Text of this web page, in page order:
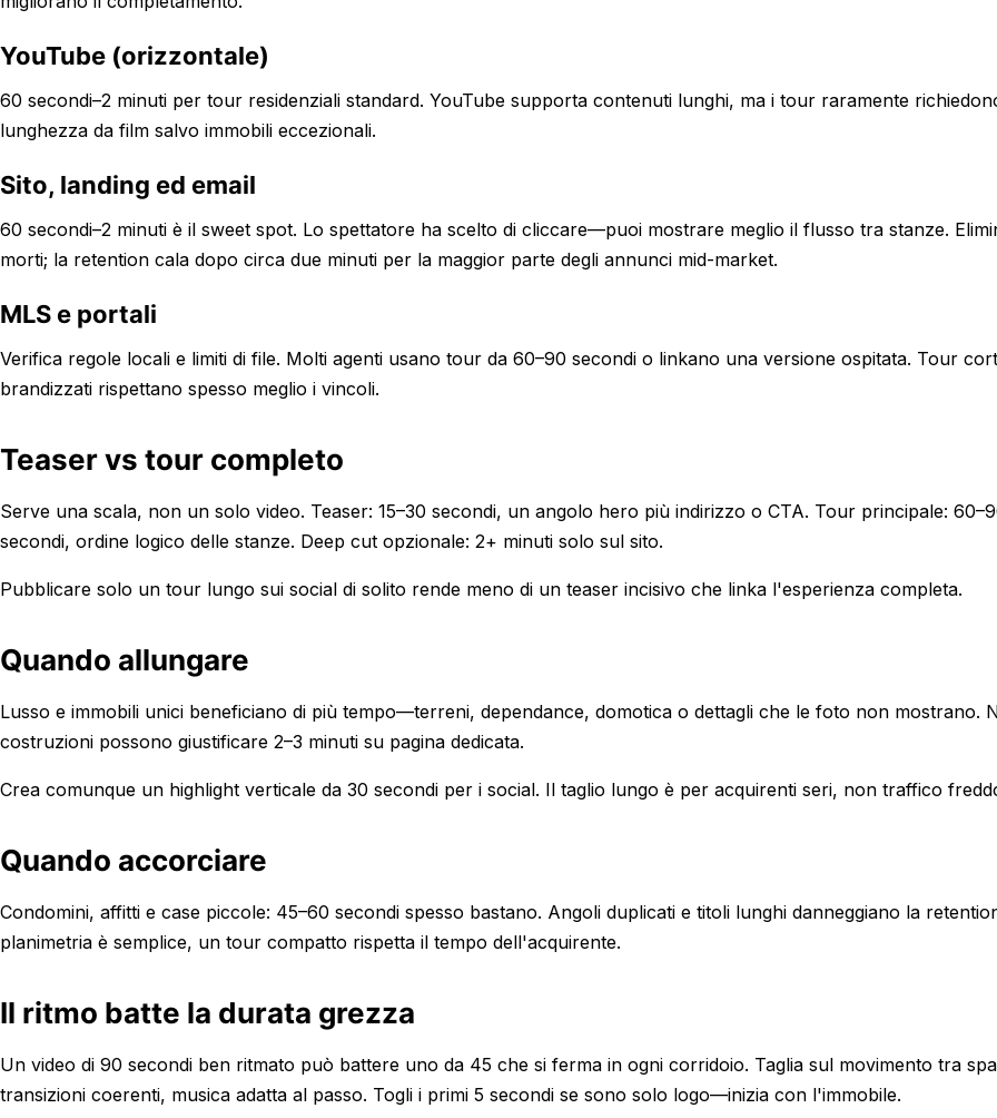
YouTube (orizzontale)
60 secondi–2 minuti per tour residenziali standard. YouTube supporta contenuti lunghi, ma i tour raramente
lunghezza da film salvo immobili eccezionali.
Sito, landing ed email
60 secondi–2 minuti è il sweet spot. Lo spettatore ha scelto di cliccare—puoi mostrare meglio il flusso tra stanze.
morti; la retention cala dopo circa due minuti per la maggior parte degli annunci mid-market.
MLS e portali
Verifica regole locali e limiti di file. Molti agenti usano tour da 60–90 secondi o linkano una versione ospitata. Tour
brandizzati rispettano spesso meglio i vincoli.
Teaser vs tour completo
Serve una scala, non un solo video. Teaser: 15–30 secondi, un angolo hero più indirizzo o CTA. Tour principale:
secondi, ordine logico delle stanze. Deep cut opzionale: 2+ minuti solo sul sito.
Pubblicare solo un tour lungo sui social di solito rende meno di un teaser incisivo che linka l'esperienza completa.
Quando allungare
Lusso e immobili unici beneficiano di più tempo—terreni, dependance, domotica o dettagli che le foto non mostrano.
costruzioni possono giustificare 2–3 minuti su pagina dedicata.
Crea comunque un highlight verticale da 30 secondi per i social. Il taglio lungo è per acquirenti seri, non traffico
Quando accorciare
Condomini, affitti e case piccole: 45–60 secondi spesso bastano. Angoli duplicati e titoli lunghi danneggiano la
planimetria è semplice, un tour compatto rispetta il tempo dell'acquirente.
Il ritmo batte la durata grezza
Un video di 90 secondi ben ritmato può battere uno da 45 che si ferma in ogni corridoio. Taglia sul movimento tra
transizioni coerenti, musica adatta al passo. Togli i primi 5 secondi se sono solo logo—inizia con l'immobile.